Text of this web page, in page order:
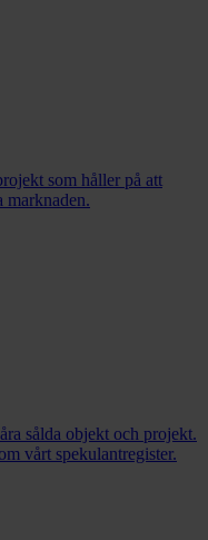
som håller på att
marknaden.
sålda objekt och projekt.
vårt spekulantregister.